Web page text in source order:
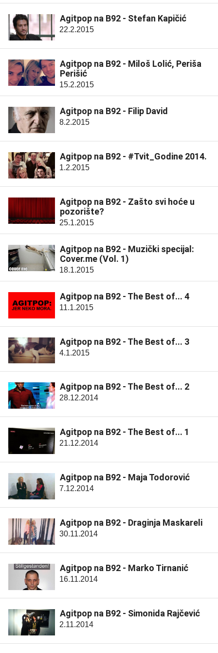
Agitpop na B92 - Stefan Kapičić
22.2.2015
Agitpop na B92 - Miloš Lolić, Periša
Perišić
15.2.2015
Agitpop na B92 - Filip David
8.2.2015
Agitpop na B92 - #Tvit_Godine 2014.
1.2.2015
Agitpop na B92 - Zašto svi hoće u
pozorište?
25.1.2015
Agitpop na B92 - Muzički specijal:
Cover.me (Vol. 1)
18.1.2015
Agitpop na B92 - The Best of... 4
11.1.2015
Agitpop na B92 - The Best of... 3
4.1.2015
Agitpop na B92 - The Best of... 2
28.12.2014
Agitpop na B92 - The Best of... 1
21.12.2014
Agitpop na B92 - Maja Todorović
7.12.2014
Agitpop na B92 - Draginja Maskareli
30.11.2014
Agitpop na B92 - Marko Tirnanić
16.11.2014
Agitpop na B92 - Simonida Rajčević
2.11.2014